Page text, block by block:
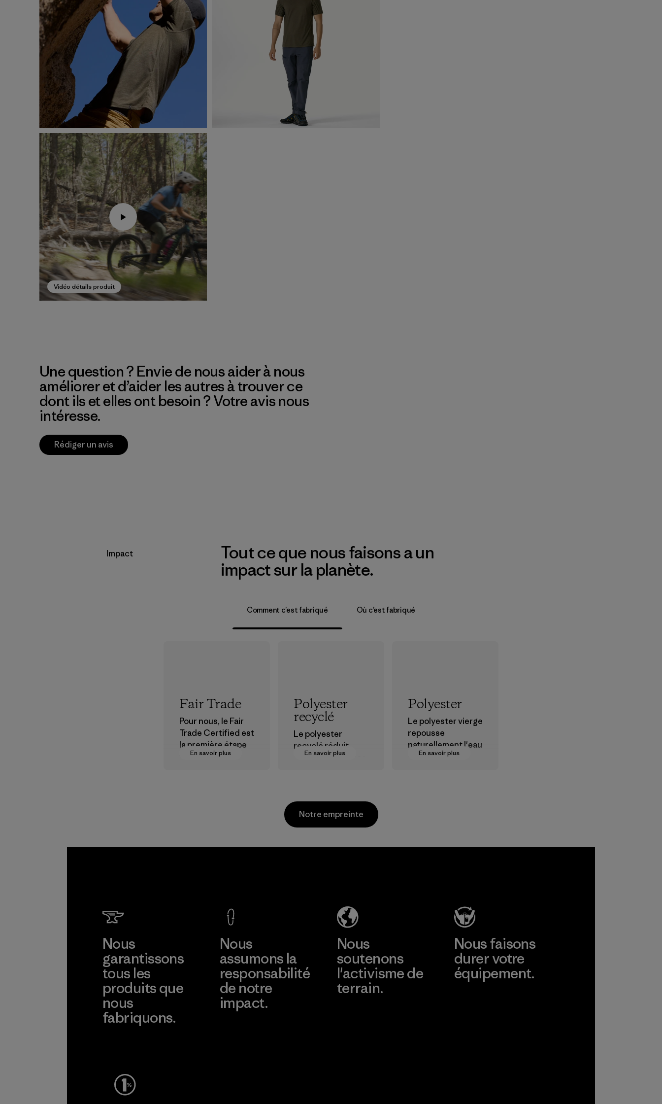
Vidéo détails produit
Une question ? Envie de nous aider à nous
améliorer et d’aider les autres à trouver ce
dont ils et elles ont besoin ? Votre avis nous
intéresse.
Rédiger un avis
Impact
Tout ce que nous faisons a un
impact sur la planète.
Comment c’est fabriqué Où c’est fabriqué
En savoir plus
Fair Trade
Pour nous, le Fair
Trade Certified est
la première étape
vers des
En savoir plus
Polyester
recyclé
Le polyester
recyclé réduit
notre dépendance
Matières
En savoir plus
Polyester
Le polyester vierge
repousse
naturellement l'eau
et est très
En savoir plus
Notre empreinte
Nous
garantissons
tous les
produits que
nous
fabriquons.
Nous
assumons la
responsabilité
de notre
impact.
Nous
soutenons
l'activisme de
terrain.
Nous faisons
durer votre
équipement.